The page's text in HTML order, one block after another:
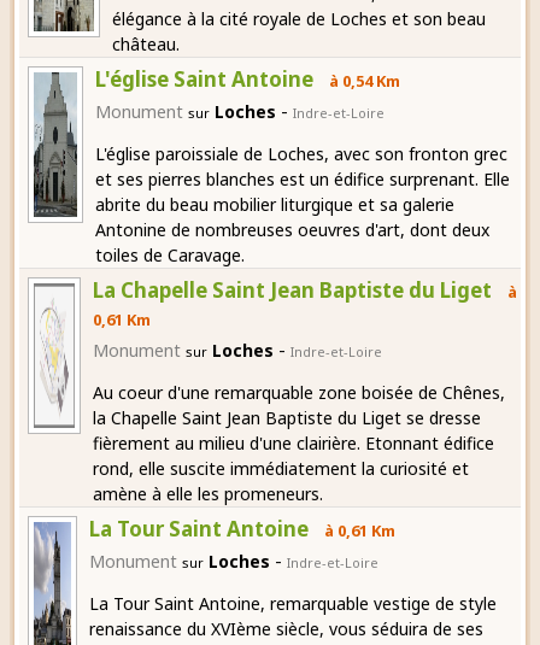
élégance à la cité royale de Loches et son beau
château.
L'église Saint Antoine à 0,54 Km
Monument sur Loches - Indre-et-Loire
L'église paroissiale de Loches, avec son fronton grec
et ses pierres blanches est un édifice surprenant. Elle
abrite du beau mobilier liturgique et sa galerie
Antonine de nombreuses oeuvres d'art, dont deux
toiles de Caravage.
La Chapelle Saint Jean Baptiste du Liget
à
0,61 Km
Monument sur Loches -Indre-et-Loire
Au coeur d'une remarquable zone boisée de Chênes,
la Chapelle Saint Jean Baptiste du Liget se dresse
fièrement au milieu d'une clairière. Etonnant édifice
rond, elle suscite immédiatement la curiosité et
amène à elle les promeneurs.
La Tour Saint Antoine à 0,61 Km
Monument sur Loches - Indre-et-Loire
La Tour Saint Antoine, remarquable vestige de style
renaissance du XVIème siècle, vous séduira de ses